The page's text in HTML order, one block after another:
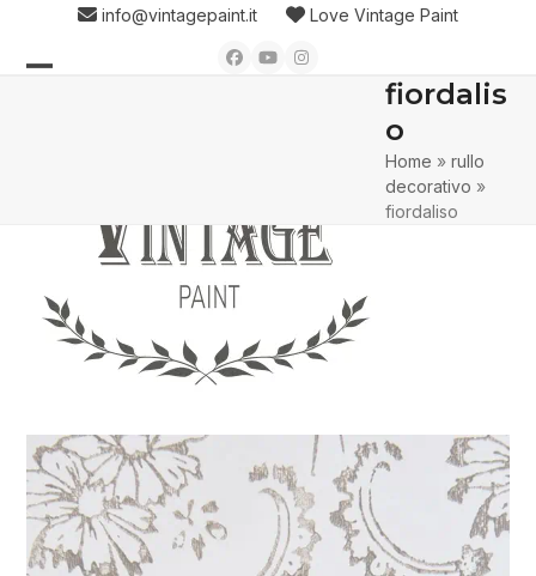
content
info@vintagepaint.it Love Vintage Paint
Facebook
YouTubeInstagram
fiordalis
o
Home »rullo
decorativo »
fiordaliso